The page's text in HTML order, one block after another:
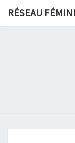
RÉSEAU